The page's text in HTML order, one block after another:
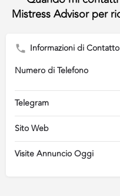
Informazioni di Contatto
Numero di Telefono
Telegram
Sito Web
Visite Annuncio Oggi